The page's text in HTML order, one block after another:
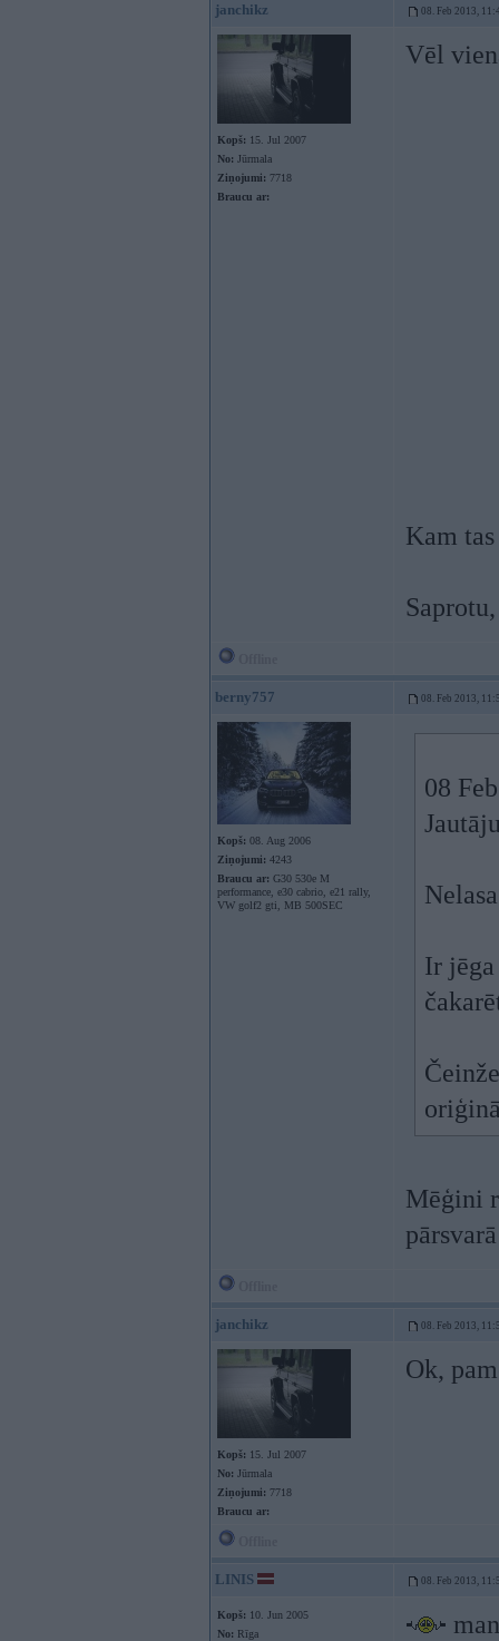
janchikz 08. Feb 2013,
Kopš: 15. Jul 2007
No: Jūrmala
Ziņojumi: 7718
Braucu ar:
Vēl
Kam
berny757 08. Feb 2013,
Kopš: 08. Aug 2006
Ziņojumi: 4243
Braucu ar: G30 530e M
performance, e30 cabrio, e21 rally,
VW golf2 gti, MB 500SEC
08
Ir
Mēģini
janchikz 08. Feb 2013,
Kopš: 15. Jul 2007
No: Jūrmala
Ziņojumi: 7718
Braucu ar:
Ok,
LINIS 08. Feb 2013,
Kopš: 10. Jun 2005
No: Rīga